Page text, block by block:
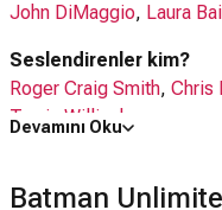
John DiMaggio, Laura
Seslendirenler kim?
Roger Craig Smith, Chris
Travis Willingham
Batman Unlimited:
Devamını Oku
Batman